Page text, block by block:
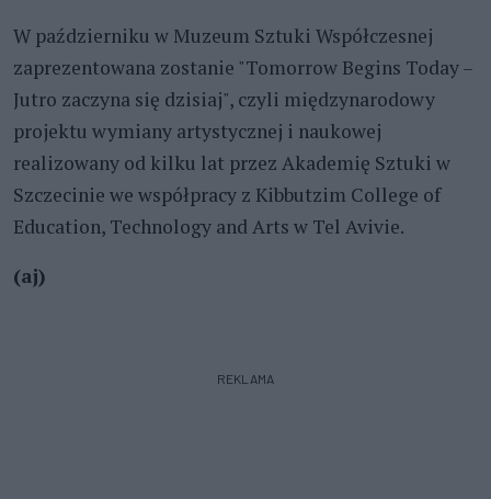
W październiku w Muzeum Sztuki Współczesnej
zaprezentowana zostanie "Tomorrow Begins Today –
Jutro zaczyna się dzisiaj", czyli międzynarodowy
projektu wymiany artystycznej i naukowej
realizowany od kilku lat przez Akademię Sztuki w
Szczecinie we współpracy z Kibbutzim College of
Education, Technology and Arts w Tel Avivie.
(aj)
REKLAMA